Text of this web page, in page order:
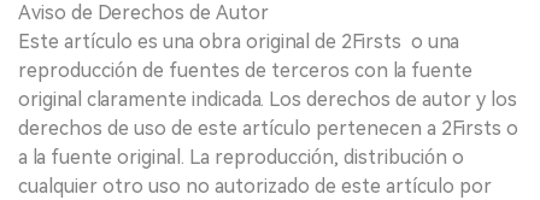
Aviso de Derechos de Autor
Este artículo es una obra original de 2Firsts o una
reproducción de fuentes de terceros con la fuente
original claramente indicada. Los derechos de autor y los
derechos de uso de este artículo pertenecen a 2Firsts o
a la fuente original. La reproducción, distribución o
cualquier otro uso no autorizado de este artículo por